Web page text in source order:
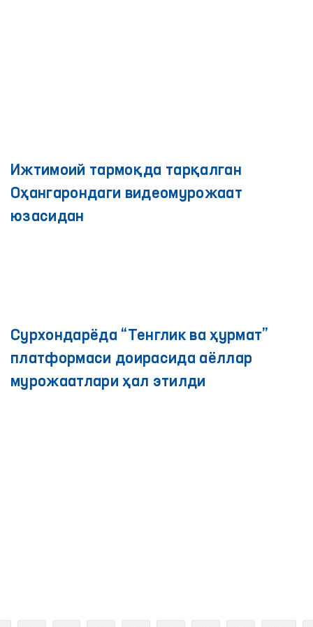
Ижтимоий тармоқда тарқалган
Оҳангарондаги видеомурожаат
юзасидан
Сурхондарёда “Тенглик ва ҳурмат”
платформаси доирасида аёллар
мурожаатлари ҳал этилди